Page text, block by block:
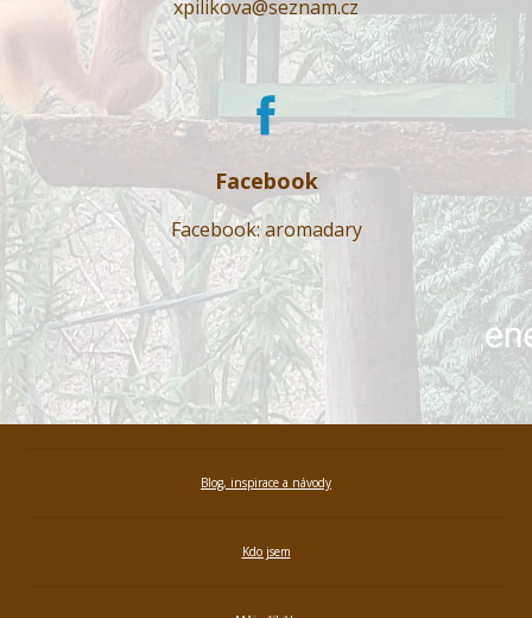
xpilikova@seznam.cz
Facebook
Facebook: aromadary
Blog, inspirace a návody
Kdo jsem